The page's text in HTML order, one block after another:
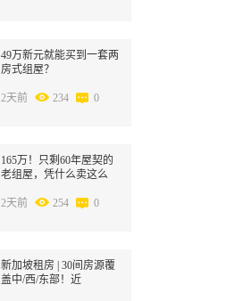
49万新元就能买到一套两
房式组屋？
2天前 234 0
165万！只剩60年屋契的
老组屋，凭什么卖这么
2天前
254 0
新加坡租房 | 30间房源覆
盖中/西/东部！近